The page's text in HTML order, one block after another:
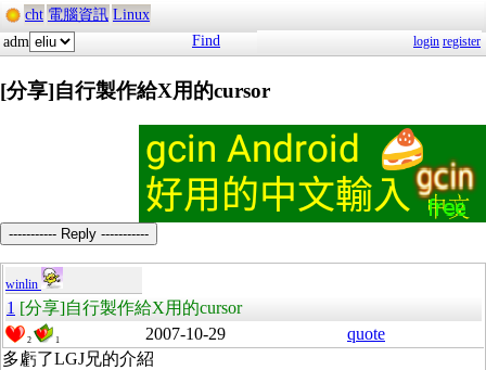
cht 電腦資訊 Linux
adm
Find login register
[分享]自行製作給X用的cursor
----------- Reply -----------
winlin
1 [分享]自行製作給X用的cursor
2 1 2007-10-29
quote
多虧了LGJ兄的介紹